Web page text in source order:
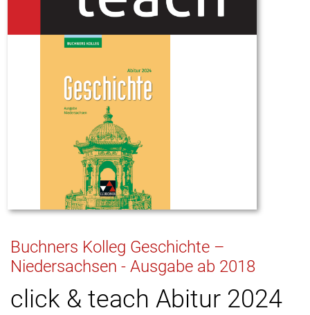
Buchners Kolleg Geschichte –
Niedersachsen - Ausgabe ab 2018
click & teach Abitur 2024